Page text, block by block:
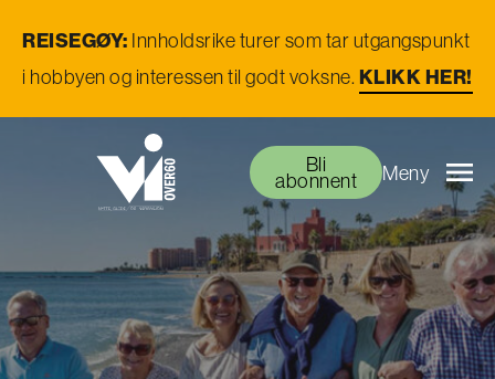
REISEGØY: Innholdsrike turer som tar utgangspunkt
i hobbyen og interessen til godt voksne.KLIKK HER!
Bli
abonnent Meny